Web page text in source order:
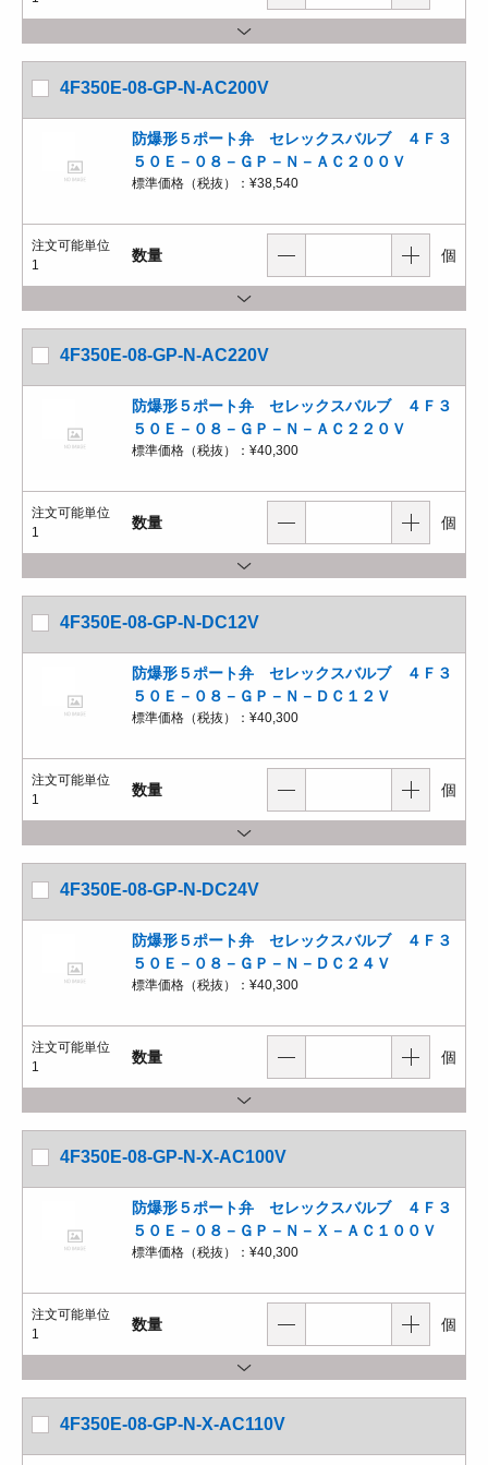
4F350E-08-GP-N-AC200V
防爆形５ポート弁 セレックスバルブ ４Ｆ３
５０Ｅ－０８－ＧＰ－Ｎ－ＡＣ２００Ｖ
標準価格（税抜）： ¥38,540
注文可能単位
1
数量 個
4F350E-08-GP-N-AC220V
防爆形５ポート弁 セレックスバルブ ４Ｆ３
５０Ｅ－０８－ＧＰ－Ｎ－ＡＣ２２０Ｖ
標準価格（税抜）： ¥40,300
注文可能単位
1
数量 個
4F350E-08-GP-N-DC12V
防爆形５ポート弁 セレックスバルブ ４Ｆ３
５０Ｅ－０８－ＧＰ－Ｎ－ＤＣ１２Ｖ
標準価格（税抜）： ¥40,300
注文可能単位
1
数量 個
4F350E-08-GP-N-DC24V
防爆形５ポート弁 セレックスバルブ ４Ｆ３
５０Ｅ－０８－ＧＰ－Ｎ－ＤＣ２４Ｖ
標準価格（税抜）： ¥40,300
注文可能単位
1
数量 個
4F350E-08-GP-N-X-AC100V
防爆形５ポート弁 セレックスバルブ ４Ｆ３
５０Ｅ－０８－ＧＰ－Ｎ－Ｘ－ＡＣ１００Ｖ
標準価格（税抜）： ¥40,300
注文可能単位
1
数量 個
4F350E-08-GP-N-X-AC110V